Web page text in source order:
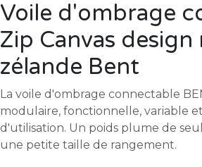
Voile d'ombrage
Zip Canvas design
zélande Bent
La voile d'ombrage connectable
modulaire, fonctionnelle, variable
d'utilisation. Un poids plume de
une petite taille de rangement.